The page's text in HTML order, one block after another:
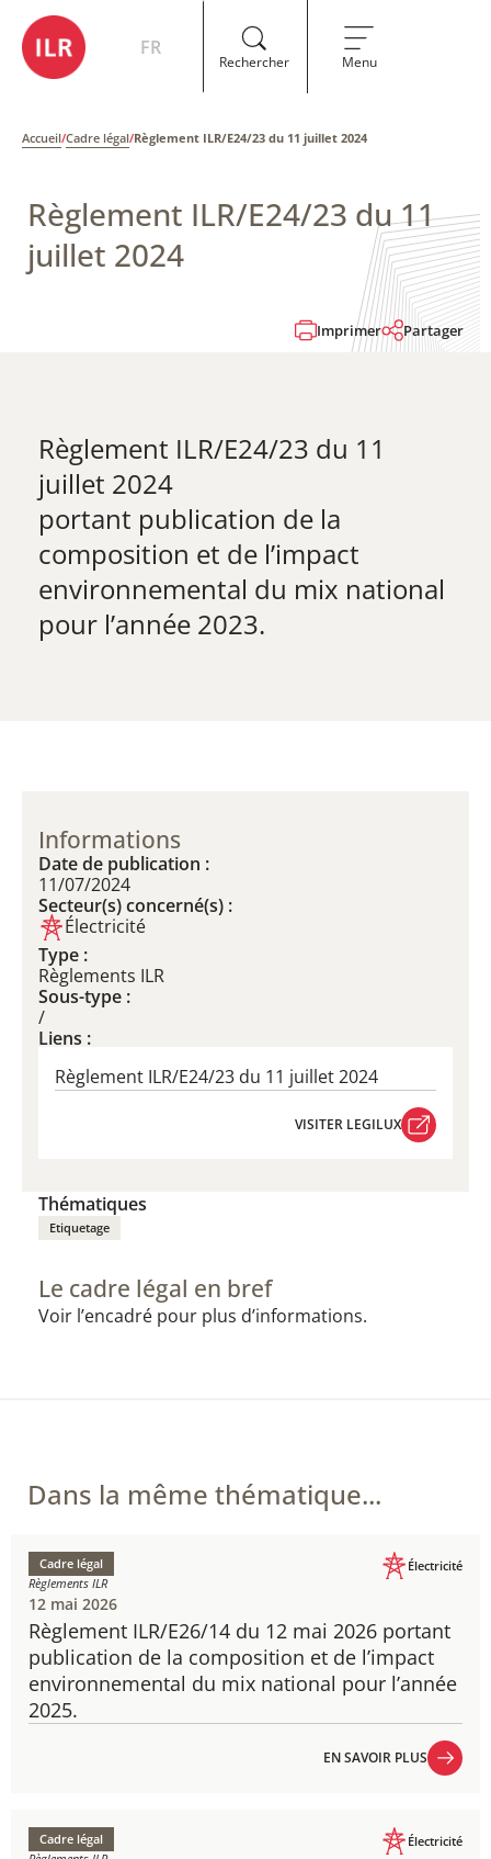
FR
Rechercher Menu
Accueil/Cadre légal/Règlement ILR/E24/23 du 11 juillet 2024
Règlement ILR/E24/23 du 11
juillet 2024
Imprimer Partager
Règlement ILR/E24/23 du 11
juillet 2024
​portant publication de la
composition et de l’impact
environnemental du mix national
pour l’année 2023.
Informations
Date de publication :
11/07/2024
Secteur(s) concerné(s) :
Électricité
Type :
Règlements ILR
Sous-type :
/
Liens :
Règlement ILR/E24/23 du 11 juillet 2024
VISITER LEGILUX
Thématiques
Etiquetage
Le cadre légal en bref
Voir l’encadré pour plus d’informations.
Dans la même thématique...
Règlement ILR/E26/14 du 12 mai 2026 portant
publication de la composition et de l’impact
environnemental du mix national pour l’année
2025.
Cadre légal
Règlements ILR
Électricité
12 mai 2026
EN SAVOIR PLUS
Cadre légal
Électricité